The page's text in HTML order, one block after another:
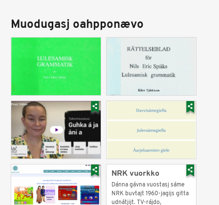
Muodugasj oahpponævo
NRK vuorkko
Dánna gávna vuostasj sáme
NRK buvtajt 1960-jagijs gitta
udnátjijt. TV-rájdo,